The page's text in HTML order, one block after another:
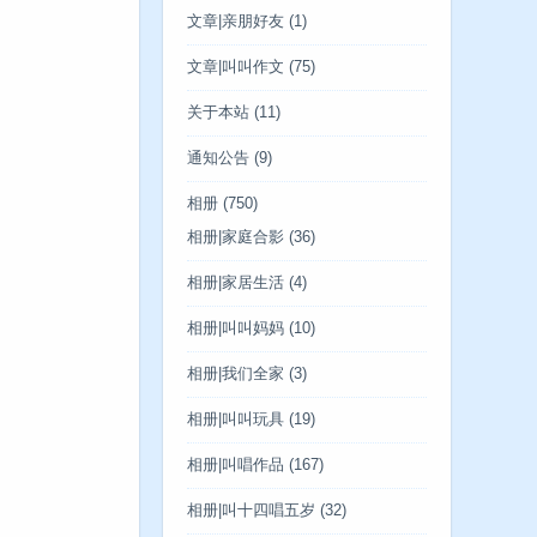
文章|亲朋好友 (1)
文章|叫叫作文 (75)
关于本站 (11)
通知公告 (9)
相册 (750)
相册|家庭合影 (36)
相册|家居生活 (4)
相册|叫叫妈妈 (10)
相册|我们全家 (3)
相册|叫叫玩具 (19)
相册|叫唱作品 (167)
相册|叫十四唱五岁 (32)